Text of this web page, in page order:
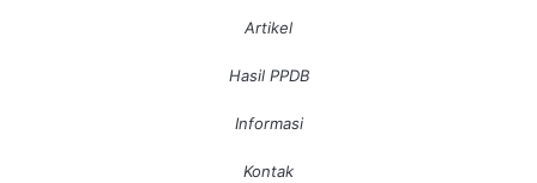
Artikel
Hasil PPDB
Informasi
Kontak